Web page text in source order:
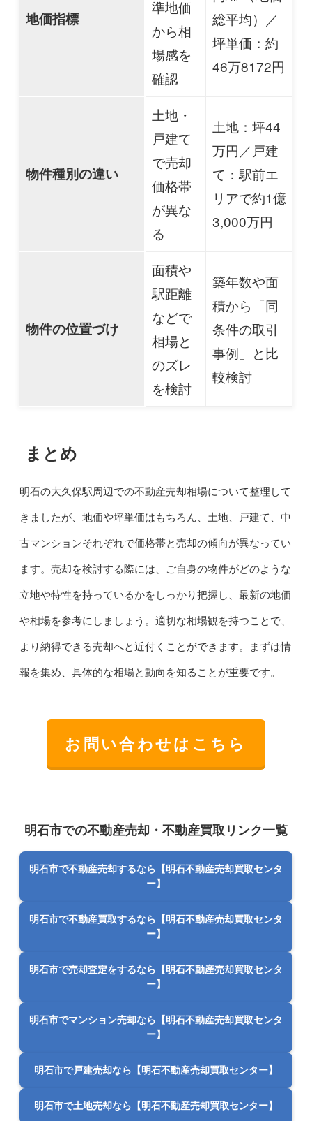
地価指標
準地価
から相
場感を
確認
総平均）／
坪単価：約
46万8172円
物件種別の違い
土地・
戸建て
で売却
価格帯
が異な
る
土地：坪44
万円／戸建
て：駅前エ
リアで約1億
3,000万円
物件の位置づけ
面積や
駅距離
などで
相場と
のズレ
を検討
築年数や面
積から「同
条件の取引
事例」と比
較検討
まとめ
明石の大久保駅周辺での不動産売却相場について整理して
きましたが、地価や坪単価はもちろん、土地、戸建て、中
古マンションそれぞれで価格帯と売却の傾向が異なってい
ます。売却を検討する際には、ご自身の物件がどのような
立地や特性を持っているかをしっかり把握し、最新の地価
や相場を参考にしましょう。適切な相場観を持つことで、
より納得できる売却へと近付くことができます。まずは情
報を集め、具体的な相場と動向を知ることが重要です。
お問い合わせはこちら
明石市での不動産売却・不動産買取リンク一覧
明石市で不動産売却するなら【明石不動産売却買取センタ
ー】
明石市で不動産買取するなら【明石不動産売却買取センタ
ー】
明石市で売却査定をするなら【明石不動産売却買取センタ
ー】
明石市でマンション売却なら【明石不動産売却買取センタ
ー】
明石市で戸建売却なら【明石不動産売却買取センター】
明石市で土地売却なら【明石不動産売却買取センター】